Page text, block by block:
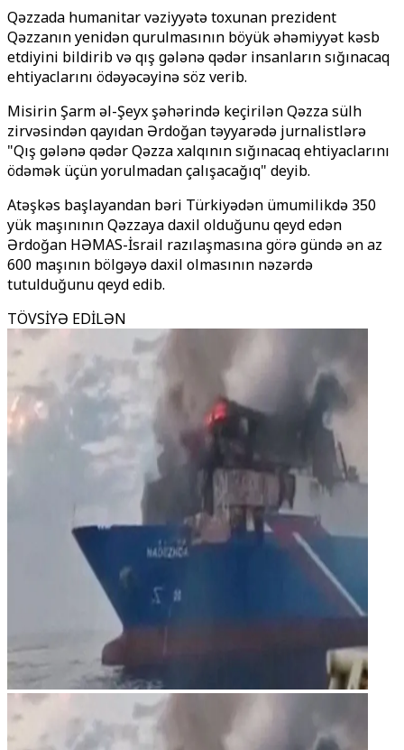
Qəzzada humanitar vəziyyətə toxunan prezident
Qəzzanın yenidən qurulmasının böyük əhəmiyyət kəsb
etdiyini bildirib və qış gələnə qədər insanların sığınacaq
ehtiyaclarını ödəyəcəyinə söz verib.
Misirin Şarm əl-Şeyx şəhərində keçirilən Qəzza sülh
zirvəsindən qayıdan Ərdoğan təyyarədə jurnalistlərə
"Qış gələnə qədər Qəzza xalqının sığınacaq ehtiyaclarını
ödəmək üçün yorulmadan çalışacağıq" deyib.
Atəşkəs başlayandan bəri Türkiyədən ümumilikdə 350
yük maşınının Qəzzaya daxil olduğunu qeyd edən
Ərdoğan HƏMAS-İsrail razılaşmasına görə gündə ən az
600 maşının bölgəyə daxil olmasının nəzərdə
tutulduğunu qeyd edib.
TÖVSİYƏ EDİLƏN